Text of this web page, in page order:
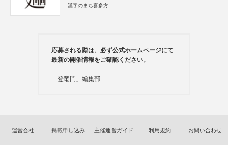
漢字のまち喜多方
応募される際は、必ず公式ホームページにて
最新の開催情報をご確認ください。
「登竜門」編集部
運営会社 掲載申し込み 主催運営ガイド 利用規約 お問い合わせ